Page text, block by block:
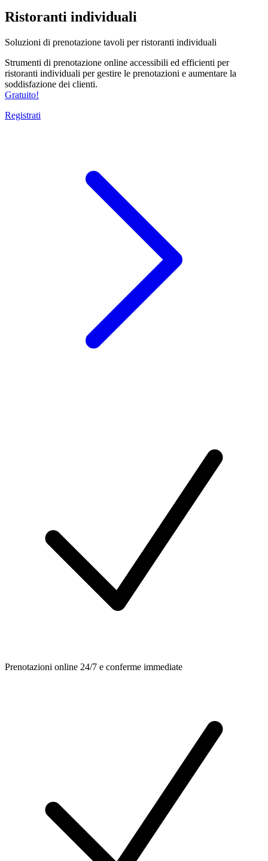
Ristoranti individuali
Soluzioni di prenotazione tavoli per ristoranti individuali
Strumenti di prenotazione online accessibili ed efficienti per
ristoranti individuali per gestire le prenotazioni e aumentare la
soddisfazione dei clienti.
Gratuito!
Registrati
Prenotazioni online 24/7 e conferme immediate